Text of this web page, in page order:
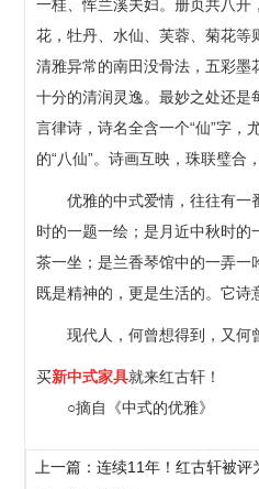
一桂、恽兰溪夫妇。册页共八开
花，牡丹、水仙、芙蓉、菊花等
清雅异常的南田没骨法，五彩墨
十分的清润灵逸。最妙之处还是
言律诗，诗名全含一个“仙”字，
的“八仙”。诗画互映，珠联璧合
优雅的中式爱情，往往有一
时的一题一绘；是月近中秋时
茶一坐；是兰香琴馆中的一弄一
既是精神的，更是生活的。它诗
现代人，何曾想得到，又何
买新中式家具就来红古轩！
○摘自《中式的优雅》
上一篇：连续11年！红古轩被评